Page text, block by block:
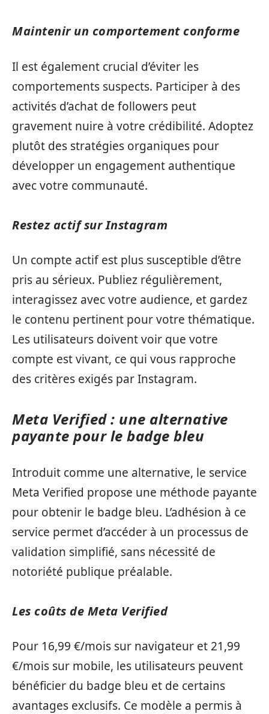
Maintenir un comportement conforme
Il est également crucial d’éviter les
comportements suspects. Participer à des
activités d’achat de followers peut
gravement nuire à votre crédibilité. Adoptez
plutôt des stratégies organiques pour
développer un engagement authentique
avec votre communauté.
Restez actif sur Instagram
Un compte actif est plus susceptible d’être
pris au sérieux. Publiez régulièrement,
interagissez avec votre audience, et gardez
le contenu pertinent pour votre thématique.
Les utilisateurs doivent voir que votre
compte est vivant, ce qui vous rapproche
des critères exigés par Instagram.
Meta Verified : une alternative
payante pour le badge bleu
Introduit comme une alternative, le service
Meta Verified propose une méthode payante
pour obtenir le badge bleu. L’adhésion à ce
service permet d’accéder à un processus de
validation simplifié, sans nécessité de
notoriété publique préalable.
Les coûts de Meta Verified
Pour 16,99 €/mois sur navigateur et 21,99
€/mois sur mobile, les utilisateurs peuvent
bénéficier du badge bleu et de certains
avantages exclusifs. Ce modèle a permis à